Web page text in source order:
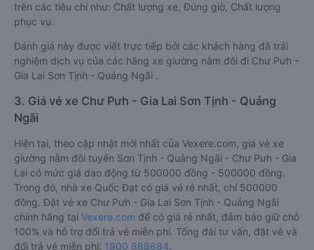
trên các tiêu chí như: Chất lượng xe, Đúng giờ, Chất lượng
phục vụ.
Đánh giá này được viết trực tiếp bởi các khách hàng đã trải
nghiệm dịch vụ của các hãng xe giường nằm đôi đi Chư Pưh -
Gia Lai Sơn Tịnh - Quảng Ngãi .
3. Giá vé xe Chư Pưh - Gia Lai Sơn Tịnh - Quảng
Ngãi
Hiện tại, theo cập nhật mới nhất của Vexere.com, giá vé xe
giường nằm đôi tuyến Sơn Tịnh - Quảng Ngãi - Chư Pưh - Gia
Lai có mức giá dao động từ 500000 đồng - 500000 đồng.
Trong đó, nhà xe Quốc Đạt có giá vé rẻ nhất, chỉ 500000
đồng. Đặt vé xe Chư Pưh - Gia Lai Sơn Tịnh - Quảng Ngãi
chính hãng tại Vexere.com để có giá rẻ nhất, đảm bảo giữ chỗ
100% và hỗ trợ đổi trả vé miễn phí. Tổng đài tư vấn, đặt vé và
đổi trả vé miễn phí: 1900 888684.